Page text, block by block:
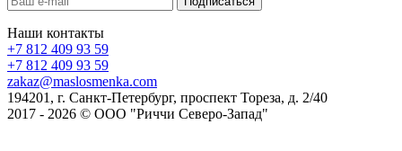
Наши контакты
+7 812 409 93 59
+7 812 409 93 59
zakaz@maslosmenka.com
194201, г. Санкт-Петербург, проспект Тореза, д. 2/40
2017 - 2026 © ООО "Риччи Северо-Запад"